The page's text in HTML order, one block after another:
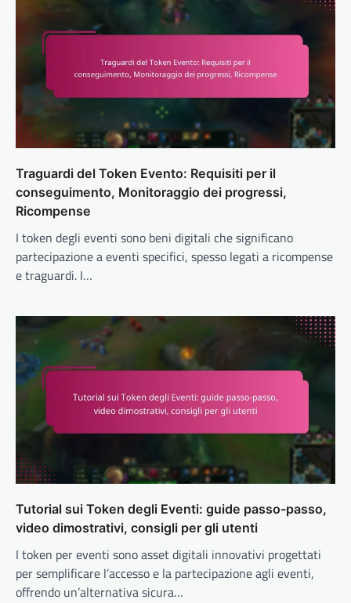
Traguardi del Token Evento: Requisiti per il
conseguimento, Monitoraggio dei progressi,
Ricompense
I token degli eventi sono beni digitali che significano
partecipazione a eventi specifici, spesso legati a ricompense
e traguardi. I…
Tutorial sui Token degli Eventi: guide passo-passo,
video dimostrativi, consigli per gli utenti
I token per eventi sono asset digitali innovativi progettati
per semplificare l’accesso e la partecipazione agli eventi,
offrendo un’alternativa sicura…